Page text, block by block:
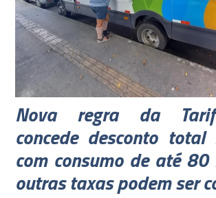
Nova regra da
concede desconto
com consumo de até 80
outras taxas podem ser